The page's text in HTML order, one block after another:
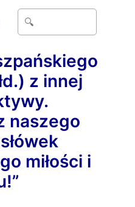
z innej
naszego
miłości i